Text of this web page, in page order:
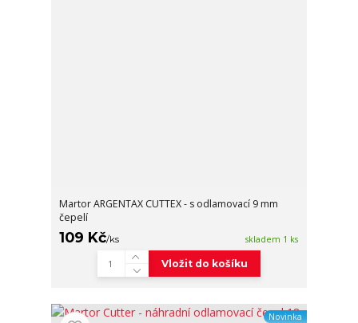
Martor ARGENTAX CUTTEX - s odlamovací 9 mm
čepelí
109 Kč/ks skladem 1 ks
Vložit do košíku
Novinka